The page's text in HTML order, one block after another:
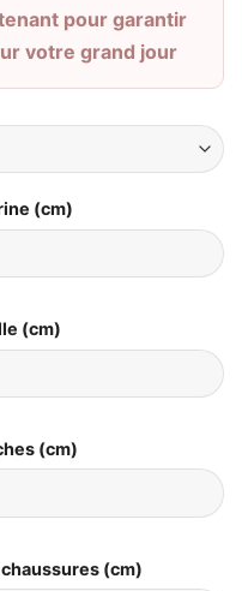
pour garantir
votre grand jour
(cm)
(cm)
(cm)
(cm)